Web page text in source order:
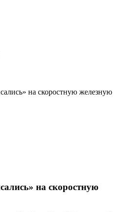
на скоростную железную
на скоростную